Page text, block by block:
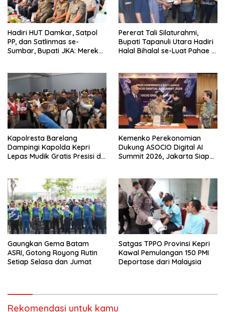
Hadiri HUT Damkar, Satpol
PP, dan Satlinmas se-
Sumbar, Bupati JKA: Mereka
Pererat Tali Silaturahmi,
Bupati Tapanuli Utara Hadiri
Halal Bihalal se-Luat Pahae di
Kapolresta Barelang
Dampingi Kapolda Kepri
Lepas Mudik Gratis Presisi di
Kemenko Perekonomian
Dukung ASOCIO Digital AI
Summit 2026, Jakarta Siap
Gaungkan Gema Batam
ASRI, Gotong Royong Rutin
Setiap Selasa dan Jumat
Satgas TPPO Provinsi Kepri
Kawal Pemulangan 150 PMI
Deportase dari Malaysia
Rekomendasi untuk kamu